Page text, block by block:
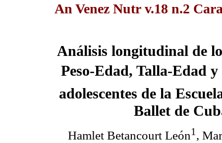
An Venez Nutr v.18 n.2
Análisis longitudinal de
Peso-Edad, Talla-Edad y
adolescentes de la
Ballet de
Hamlet Betancourt León1 ,